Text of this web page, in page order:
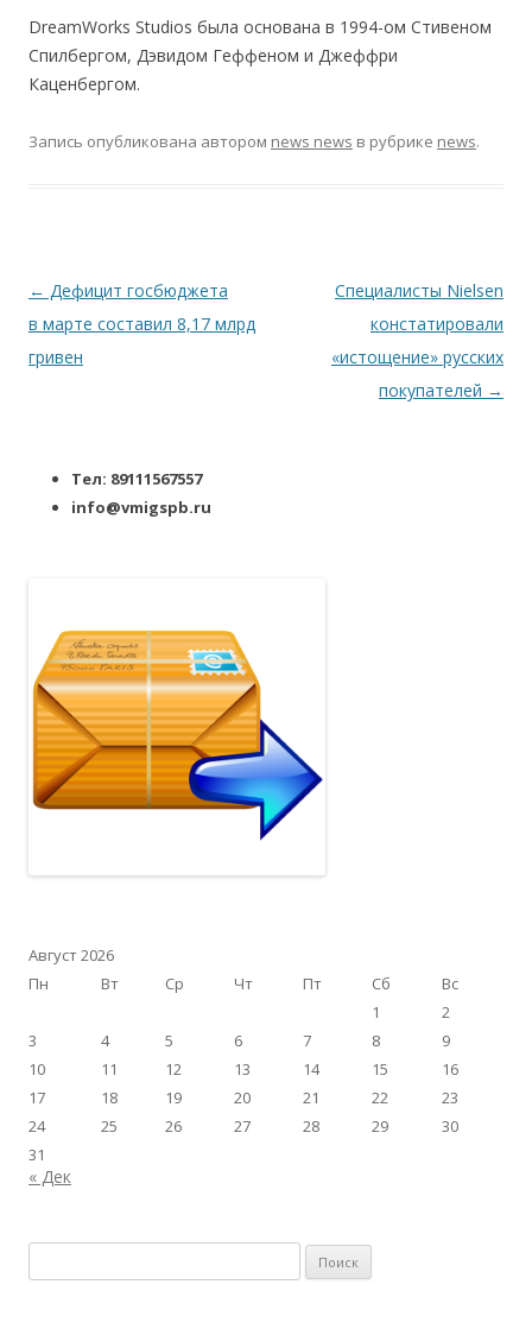
DreamWorks Studios была основана в 1994-ом Стивеном
Спилбергом, Дэвидом Геффеном и Джеффри
Каценбергом.
Запись опубликована автором news news в рубрике news.
Навигация по записям
← Дефицит госбюджета
в марте составил 8,17 млрд
гривен
Специалисты Nielsen
констатировали
«истощение» русских
покупателей →
Тел: 89111567557
info@vmigspb.ru
Август 2026
Пн
Вт Ср Чт Пт Сб
Вс
1
2
3
4 5 6 7 8
9
10
11 12 13 14 15
16
17
18 19 20 21 22
23
24
25 26 27 28 29
30
31
« Дек